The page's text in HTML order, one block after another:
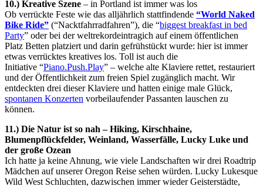
10.) Kreative Szene – in Portland ist immer was los
Ob verrückte Feste wie das alljährlich stattfindende “World Naked
Bike Ride” (“Nacktfahrradfahren”), die “biggest breakfast in bed
Party” oder bei der weltrekordeintragich auf einem öffentlichen
Platz Betten platziert und darin gefrühstückt wurde: hier ist immer
etwas verrücktes kreatives los. Toll ist auch die
Initiative “Piano.Push.Play” – welche alte Klaviere rettet, restauriert
und der Öffentlichkeit zum freien Spiel zugänglich macht. Wir
entdeckten drei dieser Klaviere und hatten einige male Glück,
spontanen Konzerten vorbeilaufender Passanten lauschen zu
können.
11.) Die Natur ist so nah – Hiking, Kirschhaine,
Blumenpflückfelder, Weinland, Wasserfälle, Lucky Luke und
der große Ozean
Ich hatte ja keine Ahnung, wie viele Landschaften wir drei Roadtrip
Mädchen auf unserer Oregon Reise sehen würden. Lucky Lukesque
Wild West Schluchten, dazwischen immer wieder Geisterstädte,